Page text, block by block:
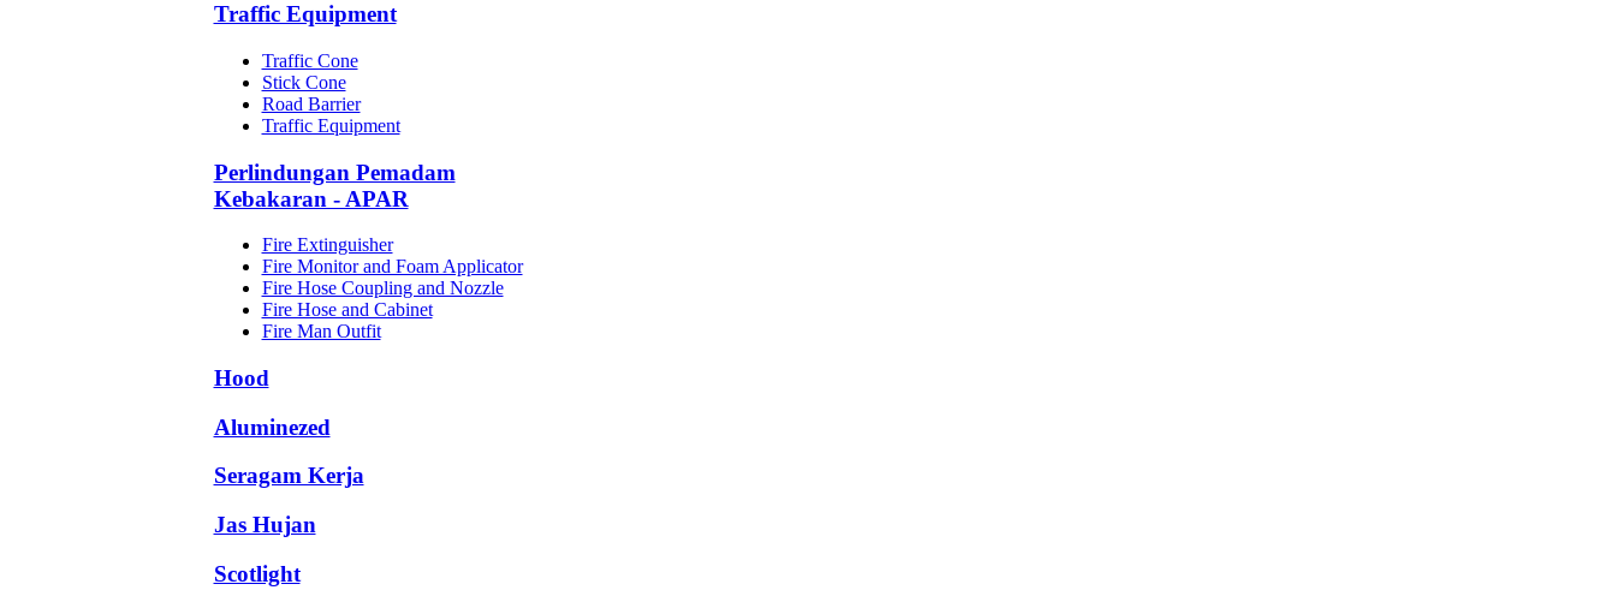
Traffic Equipment
Traffic Cone
Stick Cone
Road Barrier
Traffic Equipment
Perlindungan Pemadam
Kebakaran - APAR
Fire Extinguisher
Fire Monitor and Foam Applicator
Fire Hose Coupling and Nozzle
Fire Hose and Cabinet
Fire Man Outfit
Hood
Aluminezed
Seragam Kerja
Jas Hujan
Scotlight